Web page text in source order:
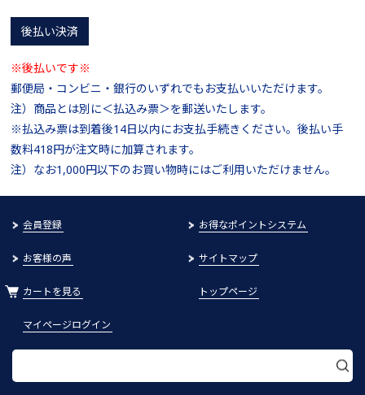
後払い決済
※後払いです※
郵便局・コンビニ・銀行のいずれでもお支払いいただけます。
注）商品とは別に＜払込み票＞を郵送いたします。
※払込み票は到着後14日以内にお支払手続きください。後払い手
数料418円が注文時に加算されます。
注）なお1,000円以下のお買い物時にはご利用いただけません。
会員登録 お得なポイントシステム
お客様の声 サイトマップ
カートを見る トップページ
マイページログイン